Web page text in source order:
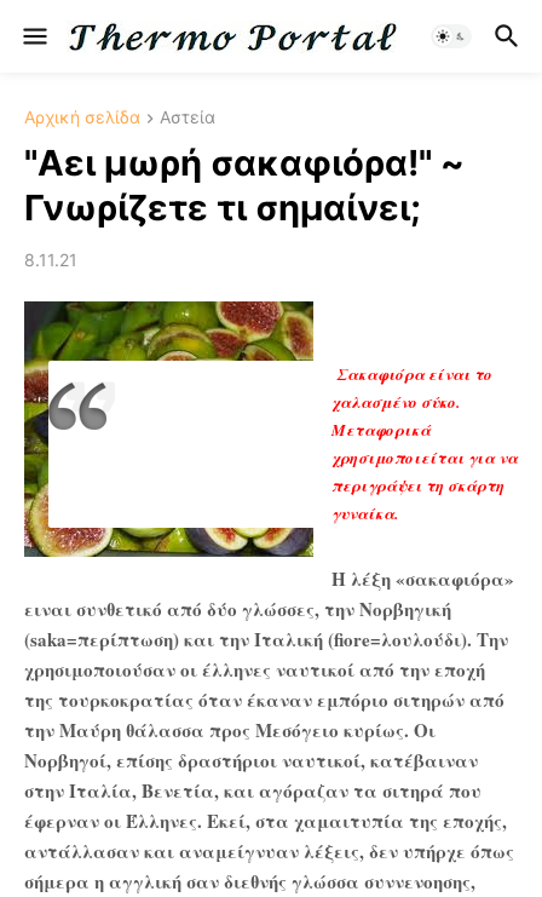
Αρχική σελίδα Αστεία
"Αει μωρή σακαφιόρα!" ~
Γνωρίζετε τι σημαίνει;
8.11.21
Σακαφιόρα είναι το
χαλασμένο σύκο.
Μεταφορικά
χρησιμοποιείται για να
περιγράψει τη σκάρτη
γυναίκα.
Η λέξη «σακαφιόρα»
ειναι συνθετικό από δύο γλώσσες, την Νορβηγική
(saka=περίπτωση) και την Ιταλική (fiore=λουλούδι). Την
χρησιμοποιούσαν οι έλληνες ναυτικοί από την εποχή
της τουρκοκρατίας όταν έκαναν εμπόριο σιτηρών από
την Μαύρη θάλασσα προς Μεσόγειο κυρίως. Οι
Νορβηγοί, επίσης δραστήριοι ναυτικοί, κατέβαιναν
στην Ιταλία, Βενετία, και αγόραζαν τα σιτηρά που
έφερναν οι Έλληνες. Εκεί, στα χαμαιτυπία της εποχής,
αντάλλασαν και αναμείγνυαν λέξεις, δεν υπήρχε όπως
σήμερα η αγγλική σαν διεθνής γλώσσα συννενοησης,